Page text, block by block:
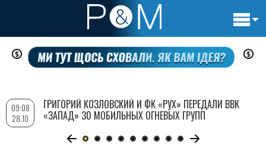
Перейти
содержанию
09:08
28.10
ГРИГОРИЙ КОЗЛОВСКИЙ И ФК «РУХ» ПЕРЕДАЛИ ВВК
«ЗАПАД» 30 МОБИЛЬНЫХ ОГНЕВЫХ ГРУПП